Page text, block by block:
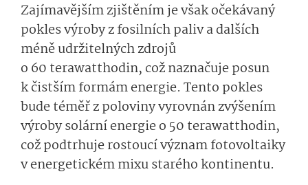
Zajímavějším zjištěním je však očekávaný
pokles výroby z fosilních paliv a dalších
méně udržitelných zdrojů
o 60 terawatthodin, což naznačuje posun
k čistším formám energie. Tento pokles
bude téměř z poloviny vyrovnán zvýšením
výroby solární energie o 50 terawatthodin,
což podtrhuje rostoucí význam fotovoltaiky
v energetickém mixu starého kontinentu.